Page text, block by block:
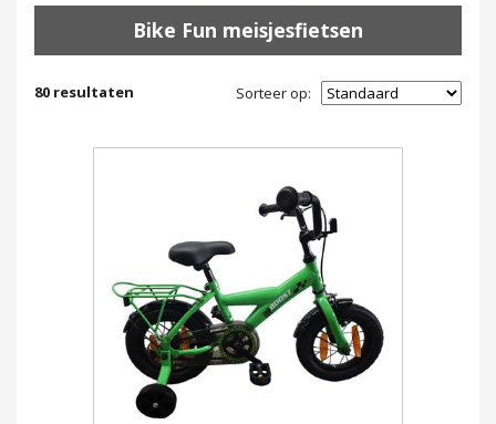
Bike Fun meisjesfietsen
80 resultaten Sorteer op: